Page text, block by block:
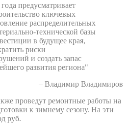
предусматривает
ключевых
распределительных
технической базы
в будущее края,
риски
и создать запас
развития региона"
– Владимир Владимиров
проведут ремонтные работы на
к зимнему сезону. На эти
руб.